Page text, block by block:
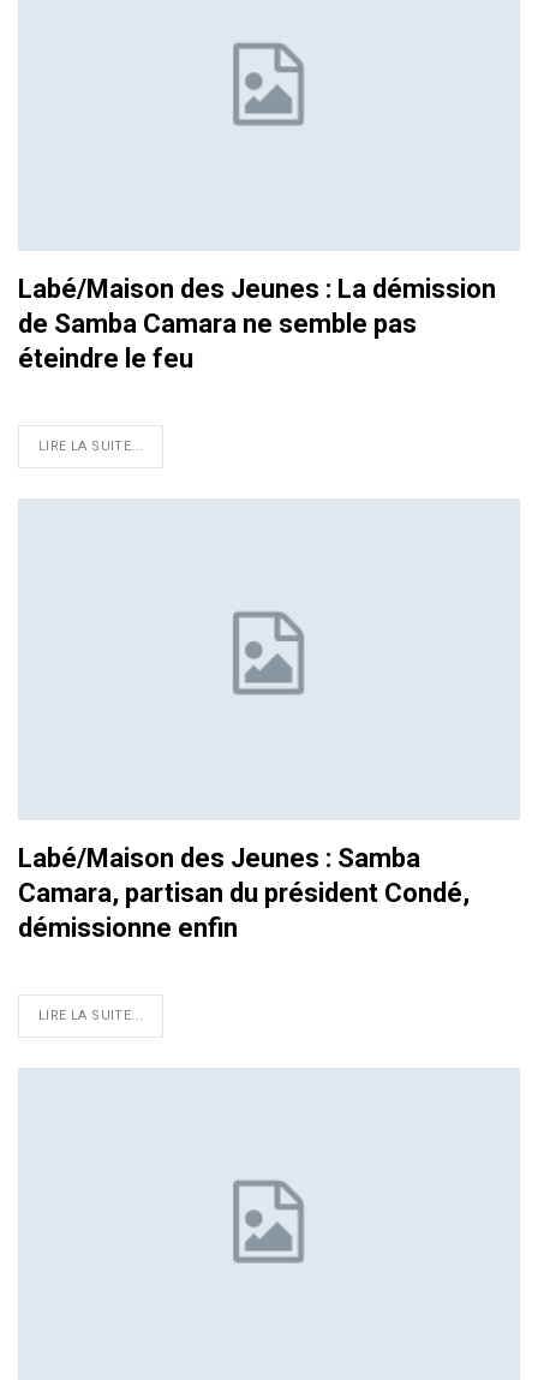
Labé/Maison des Jeunes : La démission
de Samba Camara ne semble pas
éteindre le feu
LIRE LA SUITE...
Labé/Maison des Jeunes : Samba
Camara, partisan du président Condé,
démissionne enfin
LIRE LA SUITE...